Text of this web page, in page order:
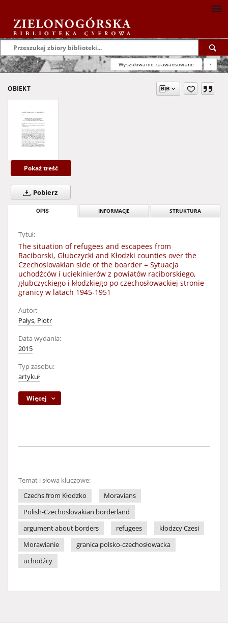
Wyszukiwanie zaawansowane ?
OBIEKT
Pokaż treść
Pobierz
OPIS INFORMACJE STRUKTURA
Tytuł:
The situation of refugees and escapees from
Raciborski, Głubczycki and Kłodzki counties over the
Czechoslovakian side of the boarder = Sytuacja
uchodźców i uciekinierów z powiatów raciborskiego,
głubczyckiego i kłodzkiego po czechosłowackiej stronie
granicy w latach 1945-1951
Autor:
Pałys, Piotr
Data wydania:
2015
Typ zasobu:
artykuł
Więcej
Temat i słowa kluczowe:
Czechs from Kłodzko
Moravians
Polish-Czechoslovakian borderland
argument about borders
refugees
kłodzcy Czesi
Morawianie
granica polsko-czechosłowacka
uchodźcy